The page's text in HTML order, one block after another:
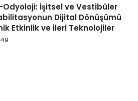
Odyoloji: İşitsel ve Vestibüler
Dijital Dönüşümü
Etkinlik ve İleri Teknolojiler